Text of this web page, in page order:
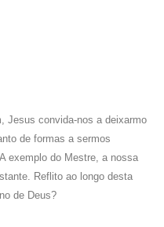
Jesus convida-nos a deixarmo
de formas a sermos
exemplo do Mestre, a nossa
Reflito ao longo desta
de Deus?